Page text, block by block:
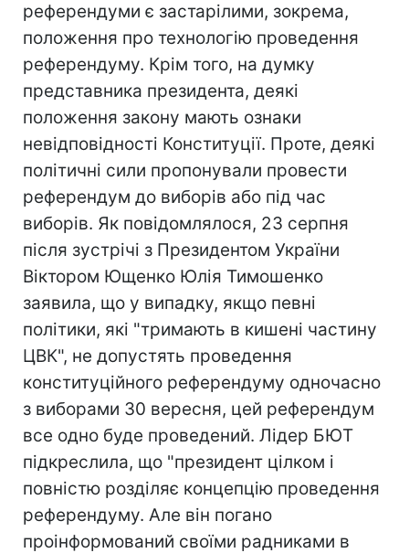
референдуми є застарілими, зокрема,
положення про технологію проведення
референдуму. Крім того, на думку
представника президента, деякі
положення закону мають ознаки
невідповідності Конституції. Проте, деякі
політичні сили пропонували провести
референдум до виборів або під час
виборів. Як повідомлялося, 23 серпня
після зустрічі з Президентом України
Віктором Ющенко Юлія Тимошенко
заявила, що у випадку, якщо певні
політики, які "тримають в кишені частину
ЦВК", не допустять проведення
конституційного референдуму одночасно
з виборами 30 вересня, цей референдум
все одно буде проведений. Лідер БЮТ
підкреслила, що "президент цілком і
повністю розділяє концепцію проведення
референдуму. Але він погано
проінформований своїми радниками в